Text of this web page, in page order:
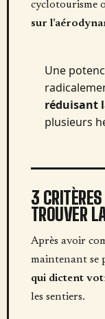
cyclotourisme
sur
Une
réduisant
plusieurs
3
TROUVER
Après avoir
maintenant se
qui dictent
les sentiers.